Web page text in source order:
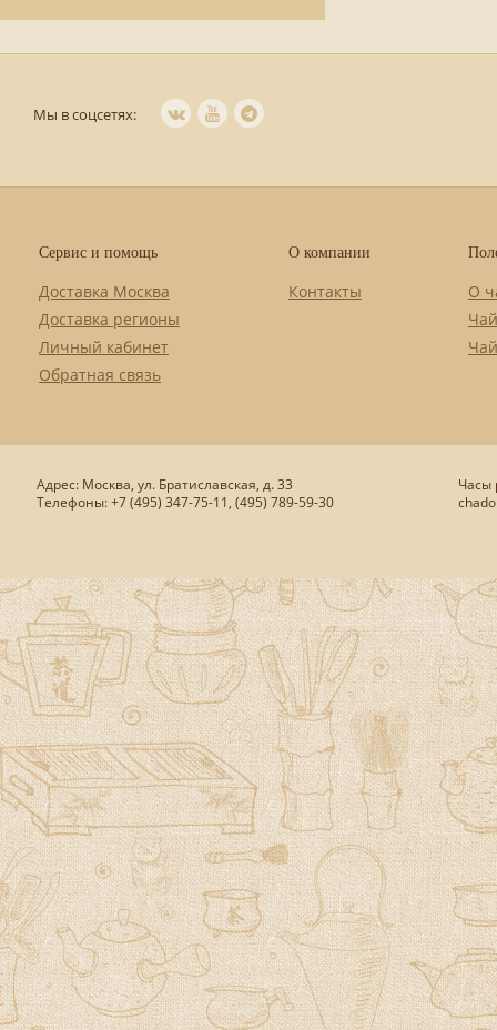
Мы в соцсетях:
Сервис и помощь
Доставка Москва
Доставка регионы
Личный кабинет
Обратная связь
О компании
Контакты
О
Адрес: Москва, ул. Братиславская, д. 33
Телефоны: +7 (495) 347-75-11, (495) 789-59-30
Часы